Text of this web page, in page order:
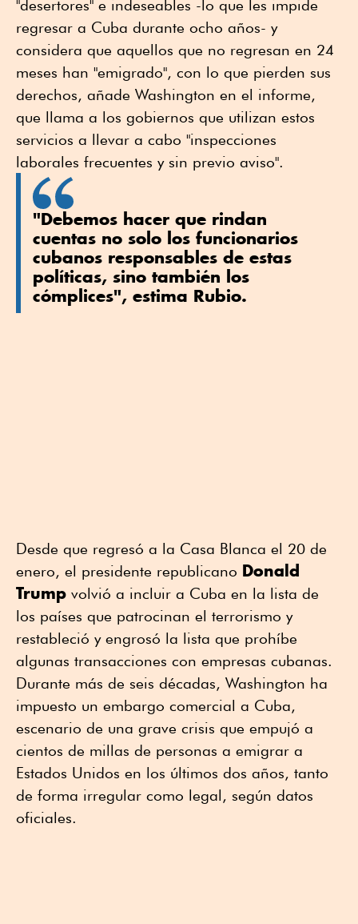
"desertores" e indeseables -lo que les impide
regresar a Cuba durante ocho años- y
considera que aquellos que no regresan en 24
meses han "emigrado", con lo que pierden sus
derechos, añade Washington en el informe,
que llama a los gobiernos que utilizan estos
servicios a llevar a cabo "inspecciones
laborales frecuentes y sin previo aviso".
"Debemos hacer que rindan
cuentas no solo los funcionarios
cubanos responsables de estas
políticas, sino también los
cómplices", estima Rubio.
Desde que regresó a la Casa Blanca el 20 de
enero, el presidente republicano Donald
Trump volvió a incluir a Cuba en la lista de
los países que patrocinan el terrorismo y
restableció y engrosó la lista que prohíbe
algunas transacciones con empresas cubanas.
Durante más de seis décadas, Washington ha
impuesto un embargo comercial a Cuba,
escenario de una grave crisis que empujó a
cientos de millas de personas a emigrar a
Estados Unidos en los últimos dos años, tanto
de forma irregular como legal, según datos
oficiales.